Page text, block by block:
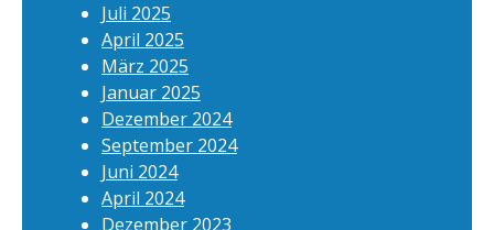
Juli 2025
April 2025
März 2025
Januar 2025
Dezember 2024
September 2024
Juni 2024
April 2024
Dezember 2023